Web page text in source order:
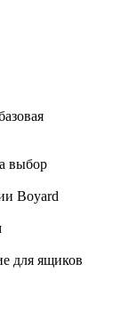
выбор
Boyard
для ящиков